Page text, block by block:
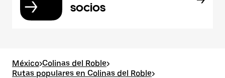
socios
México>Colinas del Roble>
Rutas populares en Colinas del Roble>